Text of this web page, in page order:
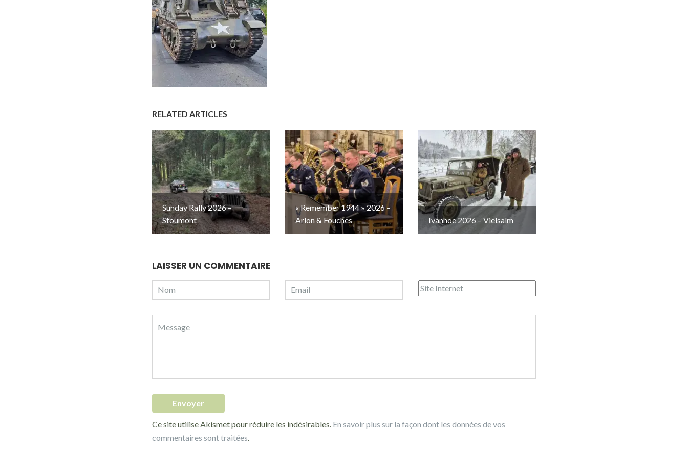
RELATED ARTICLES
Sunday Rally 2026 –
Stoumont
« Remember 1944 » 2026 –
Arlon & Fouches
Ivanhoe 2026 – Vielsalm
LAISSER UN COMMENTAIRE
Ce site utilise Akismet pour réduire les indésirables. En savoir plus sur la façon dont les données de vos
commentaires sont traitées.